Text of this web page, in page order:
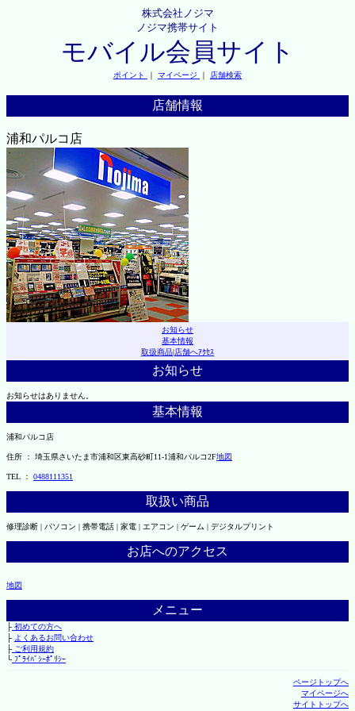
株式会社ノジマ
ノジマ携帯サイト
モバイル会員サイト
ポイント ｜ マイページ ｜ 店舗検索
店舗情報
浦和パルコ店
お知らせ
基本情報
取扱商品|店舗へｱｸｾｽ
お知らせ
お知らせはありません。
基本情報
浦和パルコ店
住所 ： 埼玉県さいたま市浦和区東高砂町11-1浦和パルコ2F地図
TEL ： 0488111351
取扱い商品
修理診断 | パソコン | 携帯電話 | 家電 | エアコン | ゲーム | デジタルプリント
お店へのアクセス
地図
メニュー
├初めての方へ
├ よくあるお問い合わせ
├ご利用規約
└ﾌﾟﾗｲﾊﾞｼｰﾎﾟﾘｼｰ
ページトップへ
マイページへ
サイトトップへ